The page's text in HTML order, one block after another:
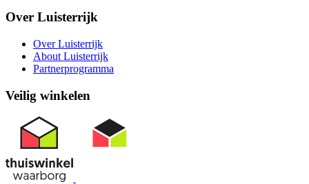
Over Luisterrijk
Over Luisterrijk
About Luisterrijk
Partnerprogramma
Veilig winkelen